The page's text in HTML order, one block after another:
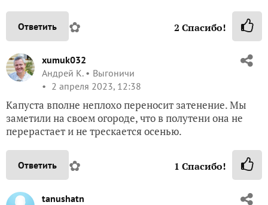
Ответить ✿ 2 Спасибо!
xumuk032
Андрей К.
Выгоничи
2 апреля 2023, 12:38
Капуста вполне неплохо переносит затенение. Мы
заметили на своем огороде, что в полутени она не
перерастает и не трескается осенью.
Ответить ✿ 1 Спасибо!
tanushatn